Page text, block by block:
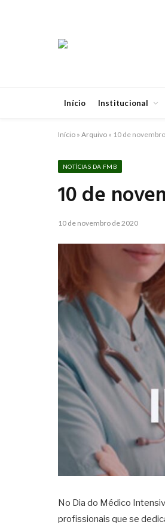
Início Institucional
Início » Arquivo » 10 de
NOTÍCIAS DA FMB
10 de
10 de novembro de 2020
No Dia do Médico
profissionais que se